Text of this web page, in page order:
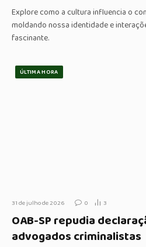
Explore como a cultura influencia o
moldando nossa identidade e
fascinante.
ÚLTIMA HORA
31 de julho de 2026 0 3
OAB-SP repudia
advogados criminalistas